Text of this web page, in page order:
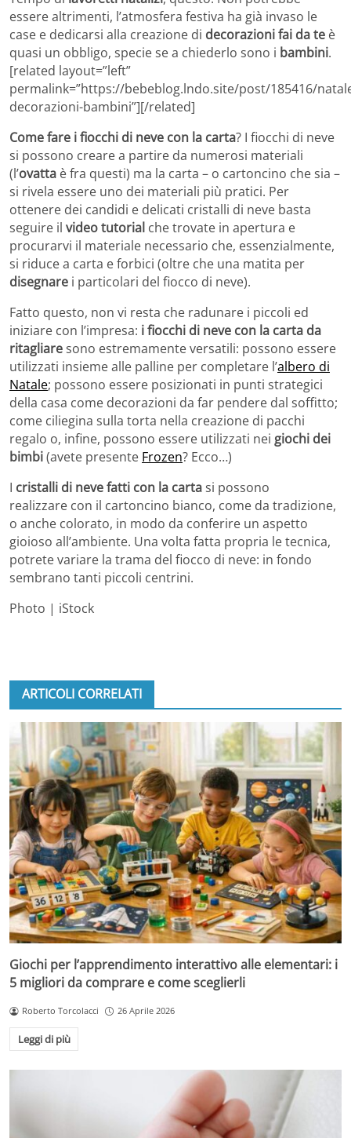
essere altrimenti, l’atmosfera festiva ha già invaso le
case e dedicarsi alla creazione di decorazioni fai da te è
quasi un obbligo, specie se a chiederlo sono i bambini.
[related layout=”left”
permalink=”https://bebeblog.lndo.site/post/185416/
decorazioni-bambini”][/related]
Come fare i fiocchi di neve con la carta? I fiocchi di neve
si possono creare a partire da numerosi materiali
(l’ovatta è fra questi) ma la carta – o cartoncino che sia –
si rivela essere uno dei materiali più pratici. Per
ottenere dei candidi e delicati cristalli di neve basta
seguire il video tutorial che trovate in apertura e
procurarvi il materiale necessario che, essenzialmente,
si riduce a carta e forbici (oltre che una matita per
disegnare i particolari del fiocco di neve).
Fatto questo, non vi resta che radunare i piccoli ed
iniziare con l’impresa: i fiocchi di neve con la carta da
ritagliaresono estremamente versatili: possono essere
utilizzati insieme alle palline per completare l’albero di
Natale; possono essere posizionati in punti strategici
della casa come decorazioni da far pendere dal soffitto;
come ciliegina sulla torta nella creazione di pacchi
regalo o, infine, possono essere utilizzati nei giochi dei
bimbi(avete presente Frozen? Ecco…)
I cristalli di neve fatti con la cartasi possono
realizzare con il cartoncino bianco, come da tradizione,
o anche colorato, in modo da conferire un aspetto
gioioso all’ambiente. Una volta fatta propria le tecnica,
potrete variare la trama del fiocco di neve: in fondo
sembrano tanti piccoli centrini.
Photo | iStock
ARTICOLI CORRELATI
Giochi per l’apprendimento interattivo alle elementari: i
5 migliori da comprare e come sceglierli
Roberto Torcolacci 26 Aprile 2026
Leggi di più